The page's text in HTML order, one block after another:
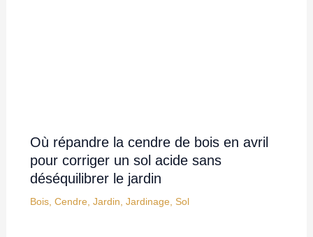
Où répandre la cendre de bois en avril
pour corriger un sol acide sans
déséquilibrer le jardin
Bois, Cendre Jardin Jardinage Sol